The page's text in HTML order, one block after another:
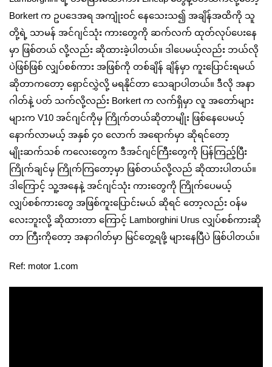
Borkert က ဥပဒေအရ အကျုံးဝင် နေသေးသ၍ အချိန်အထိကို သူ
တို့ရဲ့ သာမန် အင်ဂျင်သုံး ကားတွေကို ဆက်လက် ထုတ်လုပ်ပေးနေ
မှာ ဖြစ်တယ် လို့လည်း ဆိုထားခဲ့ပါတယ်။ ဒါပေမယ့်လည်း ဘယ်လို
ပဲဖြစ်ဖြစ် လျှပ်စစ်ကား အဖြစ်ကို တစ်ချိန် ချိန်မှာ ကူးပြောင်းရမယ်
ဆိုတာကတော့ ရှောင်လွှဲလို့ မရနိုင်တာ သေချာပါတယ်။ ဒီလို အနာ
ဂါတ်နဲ့ ပတ် သက်လို့လည်း Borkert က လက်ရှိမှာ လူ အတော်များ
များက V10 အင်ဂျင်ကိုမှ ကြိုက်တယ်ဆိုတာမျိုး ဖြစ်နေပေမယ့်
နောက်လာမယ့် အနှစ် ၄၀ လောက် အရောက်မှာ ဆိုရင်တော့
မျိုးဆက်သစ် ကလေးတွေက ဒီအင်ဂျင်ကြီးတွေကို ပြန်ကြည့်ပြီး
ကြိုက်ချင်မှ ကြိုက်ကြတော့မှာ ဖြစ်တယ်လို့လည် ဆိုထားပါတယ်။
ဒါကြောင့် သူ့အနေနဲ့ အင်ဂျင်သုံး ကားတွေကို ကြိုက်ပေမယ့်
လျှပ်စစ်ကားတွေ အဖြစ်ကူးပြောင်းမယ် ဆိုရင် တော့လည်း ဝန်မ
လေးဘူးလို့ ဆိုထားတာ ကြောင့် Lamborghini Urus လျှပ်စစ်ကားဆို
တာ ကြီးကိုတော့ အနာဂါတ်မှာ မြင်တွေ့ရဖို့ များနေပြီပဲ ဖြစ်ပါတယ်။
Ref: motor 1.com